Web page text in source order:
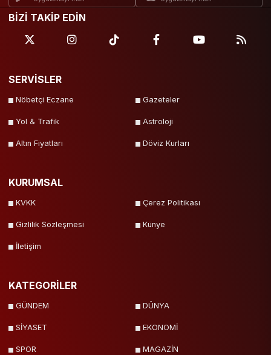
BİZİ TAKİP EDİN
SERVİSLER
Nöbetçi Eczane Gazeteler
Yol & Trafik Astroloji
Altın Fiyatları Döviz Kurları
KURUMSAL
KVKK Çerez Politikası
Gizlilik Sözleşmesi Künye
İletişim
KATEGORİLER
GÜNDEM DÜNYA
SİYASET EKONOMİ
SPOR MAGAZİN